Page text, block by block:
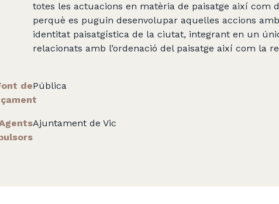
totes les actuacions en matèria de paisatge així com
perquè es puguin desenvolupar aquelles accions
identitat paisatgística de la ciutat, integrant en un
relacionats amb l’ordenació del paisatge així com la
dePública
Ajuntament de Vic